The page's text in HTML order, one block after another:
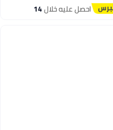
احصل عليه خلال14